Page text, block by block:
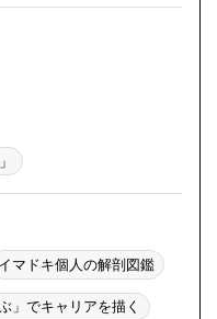
イマドキ個人の解剖図鑑
」でキャリアを描く